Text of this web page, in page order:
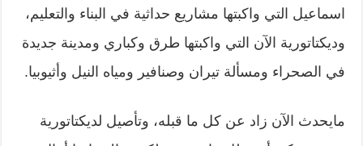
اسماعيل التي واكبتها مشاريع حداثية في البناء والتعليم،
وديكتاتورية الآن التي واكبتها طرق وكباري ومدينة جديدة
في الصحراء ومسألة تيران وصنافير ومياه النيل وأثيوبيا.
مايحدث الآن زاد عن كل ما قبله، وتأصيل لديكتاتورية